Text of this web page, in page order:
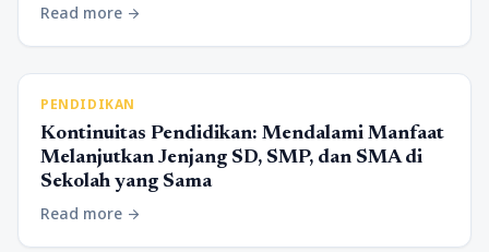
Read more arrow_forward
PENDIDIKAN
Kontinuitas Pendidikan: Mendalami Manfaat
Melanjutkan Jenjang SD, SMP, dan SMA di
Sekolah yang Sama
Read more arrow_forward